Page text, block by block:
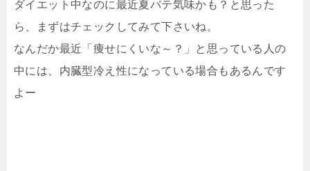
ダイエット中なのに最近夏バテ気味かも？と思った
ら、まずはチェックしてみて下さいね。
なんだか最近「痩せにくいな～？」と思っている人の
中には、内臓型冷え性になっている場合もあるんです
よー